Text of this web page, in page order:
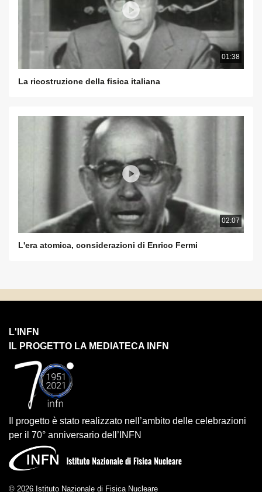
01:38
La ricostruzione della fisica italiana
02:07
L'era atomica, considerazioni di Enrico Fermi
L'INFN
IL PROGETTO LA MEDIATECA INFN
Il progetto è stato realizzato nell’ambito delle celebrazioni
per il 70° anniversario dell’INFN
© 2026 Istituto Nazionale di Fisica Nucleare